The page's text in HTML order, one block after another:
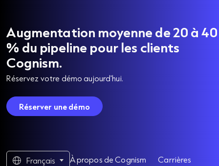
Augmentation moyenne de 20 à 40
% du pipeline pour les clients
Cognism.
Réservez votre démo aujourd'hui.
Réserver une démo
Français À propos de Cognism Carrières